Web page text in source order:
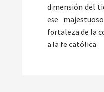
dimensión del
ese
fortaleza de la
a la fe católica